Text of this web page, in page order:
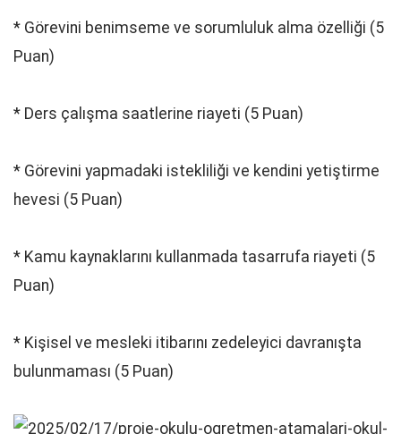
* Görevini benimseme ve sorumluluk alma özelliği (5
Puan)
* Ders çalışma saatlerine riayeti (5 Puan)
* Görevini yapmadaki istekliliği ve kendini yetiştirme
hevesi (5 Puan)
* Kamu kaynaklarını kullanmada tasarrufa riayeti (5
Puan)
* Kişisel ve mesleki itibarını zedeleyici davranışta
bulunmaması (5 Puan)